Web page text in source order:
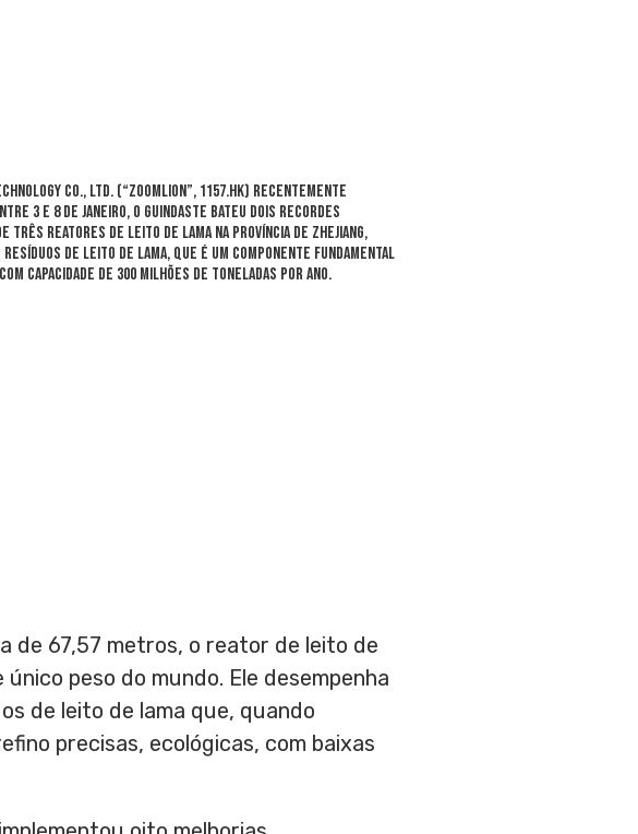
Co., Ltd. (“Zoomlion”, 1157.HK) recentemente
3 e 8 de janeiro, o guindaste bateu dois recordes
três reatores de leito de lama na província de Zhejiang,
de leito de lama, que é um componente fundamental
capacidade de 300 milhões de toneladas por ano.
de 67,57 metros, o reator de leito de
peso do mundo. Ele desempenha
de leito de lama que, quando
precisas, ecológicas, com baixas